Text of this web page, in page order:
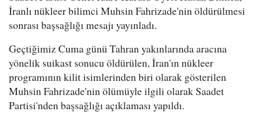
İranlı nükleer bilimci Muhsin Fahrizade'nin öldürülmesi
sonrası başsağlığı mesajı yayınladı.
Geçtiğimiz Cuma günü Tahran yakınlarında aracına
yönelik suikast sonucu öldürülen, İran'ın nükleer
programının kilit isimlerinden biri olarak gösterilen
Muhsin Fahrizade'nin ölümüyle ilgili olarak Saadet
Partisi'nden başsağlığı açıklaması yapıldı.